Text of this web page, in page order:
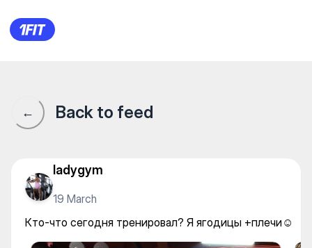
Кто-что сегодня
← Back to feed
ladygym
19 March
Кто-что сегодня тренировал? Я ягодицы +плечи☺️